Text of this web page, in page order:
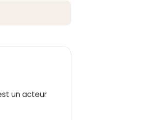
un acteur